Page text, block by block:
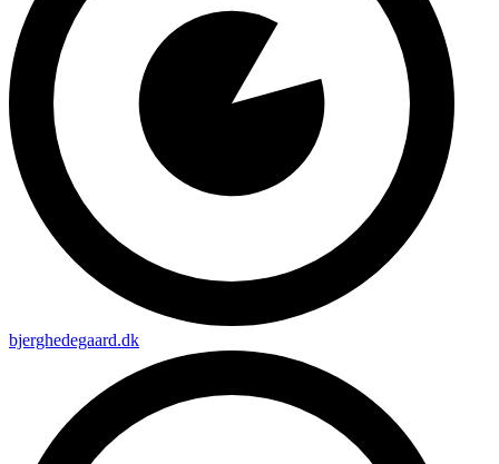
bjerghedegaard.dk